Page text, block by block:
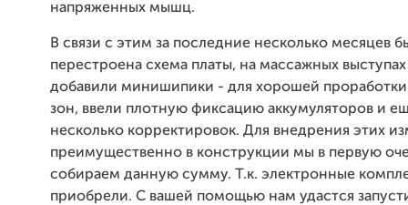
напряженных мышц.
В связи с этим за последние несколько месяцев
перестроена схема платы, на массажных
добавили минишипики - для хорошей проработки
зон, ввели плотную фиксацию аккумуляторов и
несколько корректировок. Для внедрения этих
преимущественно в конструкции мы в первую
собираем данную сумму. Т.к. электронные
приобрели. С вашей помощью нам удастся